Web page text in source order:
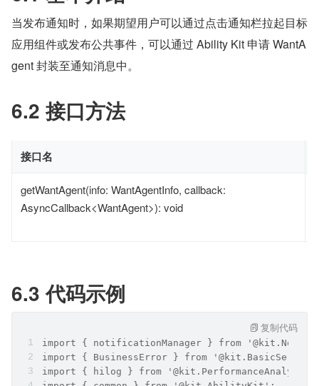
当发布通知时，如果期望用户可以通过点击通知栏拉起目标
应用组件或发布公共事件，可以通过 Ability Kit 申请 WantA
gent 封装至通知消息中。
6.2 接口方法
接口名
getWantAgent(info: WantAgentInfo, callback:
AsyncCallback<WantAgent>): void
6.3 代码示例
import { notificationManager } from
import { BusinessError } from
import { hilog } from
复制代码